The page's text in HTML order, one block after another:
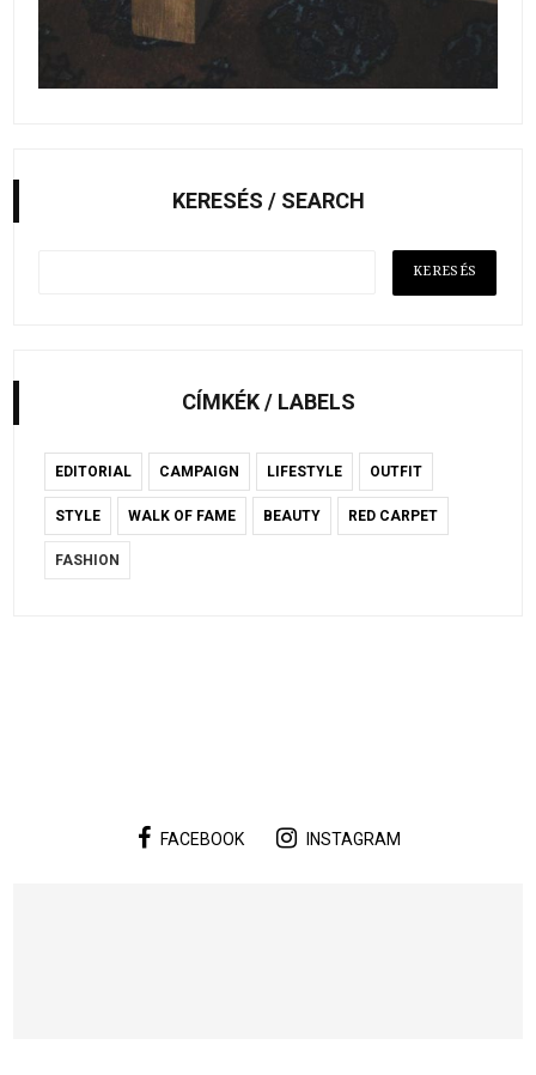
KERESÉS / SEARCH
CÍMKÉK / LABELS
EDITORIAL CAMPAIGN LIFESTYLE OUTFIT
STYLE WALK OF FAME BEAUTY RED CARPET
FASHION
FACEBOOK INSTAGRAM